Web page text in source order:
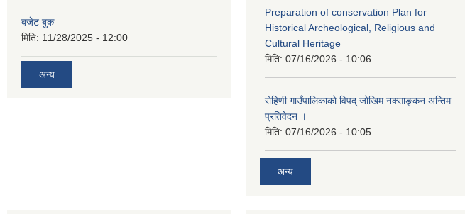
बजेट बुक
मिति: 11/28/2025 - 12:00
अन्य
Preparation of conservation Plan for
Historical Archeological, Religious and
Cultural Heritage
मिति: 07/16/2026 - 10:06
रोहिणी गाउँपालिकाको विपद् जोखिम नक्साङ्कन अन्तिम
प्रतिवेदन ।
मिति: 07/16/2026 - 10:05
अन्य